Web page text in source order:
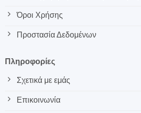
Όροι Χρήσης
Προστασία Δεδομένων
Πληροφορίες
Σχετικά με εμάς
Επικοινωνία